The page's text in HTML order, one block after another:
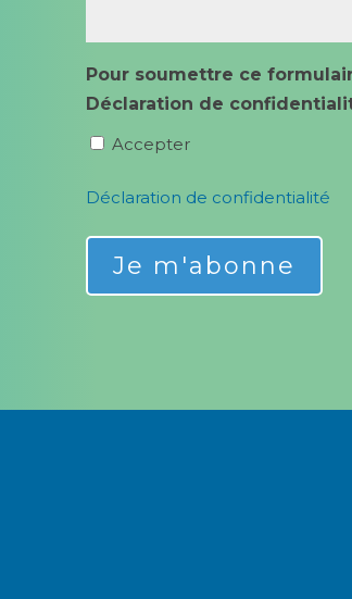
Pour soumettre ce
Déclaration de
Accepter
Déclaration de confidentialité